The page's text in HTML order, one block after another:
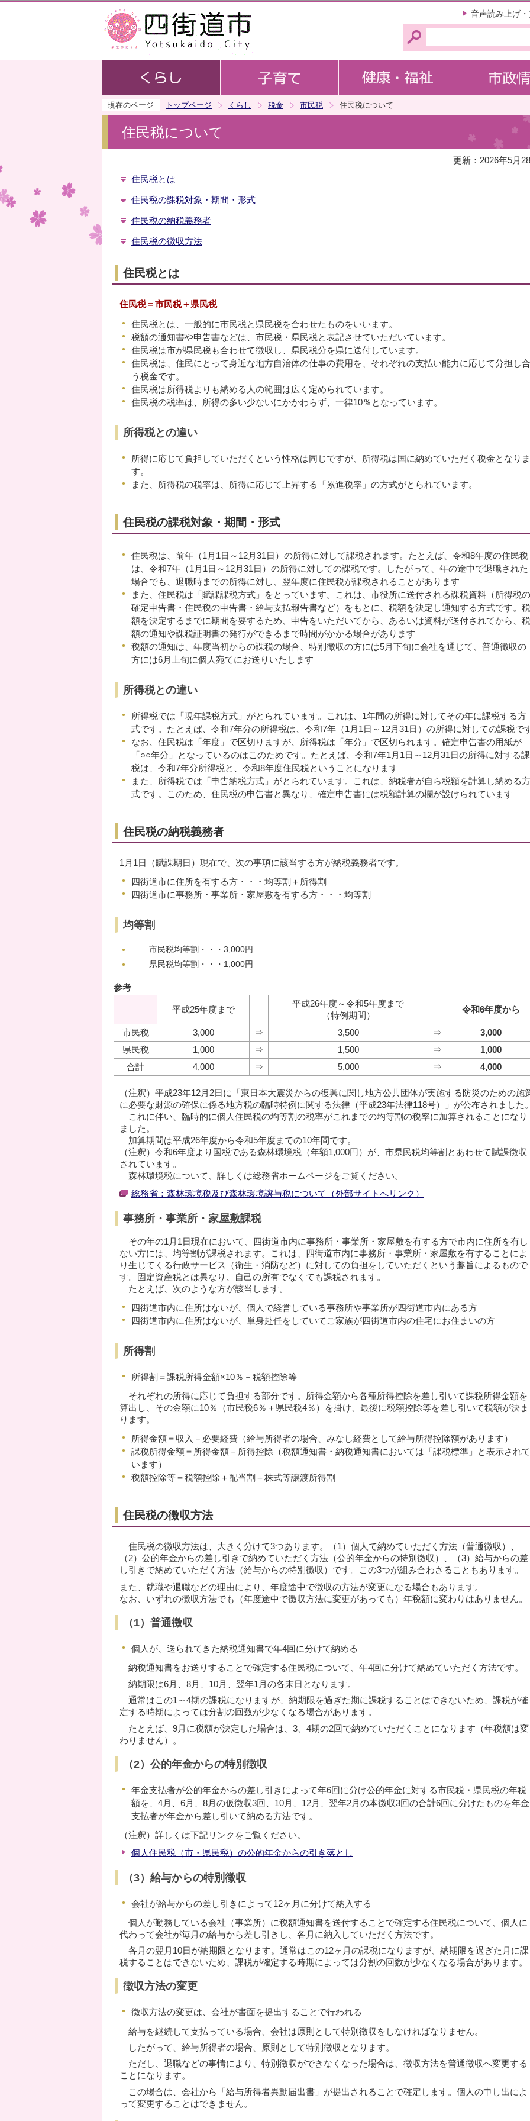
音声読み上げ
現在のページ トップページ くらし 税金 市民税 住民税について
住民税について
更新：2026年5月
住民税とは
住民税の課税対象・期間・形式
住民税の納税義務者
住民税の徴収方法
住民税とは
住民税＝市民税＋県民税
住民税とは、一般的に市民税と県民税を合わせたものをいいます。
税額の通知書や申告書などは、市民税・県民税と表記させていただいています。
住民税は市が県民税も合わせて徴収し、県民税分を県に送付しています。
住民税は、住民にとって身近な地方自治体の仕事の費用を、それぞれの支払い能力に応じて分担し合
う税金です。
住民税は所得税よりも納める人の範囲は広く定められています。
住民税の税率は、所得の多い少ないにかかわらず、一律10％となっています。
所得税との違い
所得に応じて負担していただくという性格は同じですが、所得税は国に納めていただく税金となりま
す。
また、所得税の税率は、所得に応じて上昇する「累進税率」の方式がとられています。
住民税の課税対象・期間・形式
住民税は、前年（1月1日～12月31日）の所得に対して課税されます。たとえば、令和8年度の住民税
は、令和7年（1月1日～12月31日）の所得に対しての課税です。したがって、年の途中で退職された
場合でも、退職時までの所得に対し、翌年度に住民税が課税されることがあります
また、住民税は「賦課課税方式」をとっています。これは、市役所に送付される課税資料（所得税の
確定申告書・住民税の申告書・給与支払報告書など）をもとに、税額を決定し通知する方式です。税
額を決定するまでに期間を要するため、申告をいただいてから、あるいは資料が送付されてから、税
額の通知や課税証明書の発行ができるまで時間がかかる場合があります
税額の通知は、年度当初からの課税の場合、特別徴収の方には5月下旬に会社を通じて、普通徴収の
方には6月上旬に個人宛てにお送りいたします
所得税との違い
所得税では「現年課税方式」がとられています。これは、1年間の所得に対してその年に課税する方
式です。たとえば、令和7年分の所得税は、令和7年（1月1日～12月31日）の所得に対しての課税で
なお、住民税は「年度」で区切りますが、所得税は「年分」で区切られます。確定申告書の用紙が
「○○年分」となっているのはこのためです。たとえば、令和7年1月1日～12月31日の所得に対する課
税は、令和7年分所得税と、令和8年度住民税ということになります
また、所得税では「申告納税方式」がとられています。これは、納税者が自ら税額を計算し納める方
式です。このため、住民税の申告書と異なり、確定申告書には税額計算の欄が設けられています
住民税の納税義務者
1月1日（賦課期日）現在で、次の事項に該当する方が納税義務者です。
四街道市に住所を有する方・・・均等割＋所得割
四街道市に事務所・事業所・家屋敷を有する方・・・均等割
均等割
市民税均等割・・・3,000円
県民税均等割・・・1,000円
参考
平成25年度まで
平成26年度～令和5年度まで
（特例期間）
令和6年度から
市民税 3,000 ⇒ 3,500 ⇒
3,000
県民税
1,000 ⇒ 1,500 ⇒
1,000
合計
4,000 ⇒ 5,000 ⇒ 4,000
（注釈）平成23年12月2日に「東日本大震災からの復興に関し地方公共団体が実施する防災のための施
に必要な財源の確保に係る地方税の臨時特例に関する法律（平成23年法律118号）」が公布されました
これに伴い、臨時的に個人住民税の均等割の税率がこれまでの均等割の税率に加算されることになり
ました。
加算期間は平成26年度から令和5年度までの10年間です。
（注釈）令和6年度より国税である森林環境税（年額1,000円）が、市県民税均等割とあわせて賦課徴収
されています。
森林環境税について、詳しくは総務省ホームページをご覧ください。
総務省：森林環境税及び森林環境譲与税について（外部サイトへリンク）
事務所・事業所・家屋敷課税
その年の1月1日現在において、四街道市内に事務所・事業所・家屋敷を有する方で市内に住所を有し
ない方には、均等割が課税されます。これは、四街道市内に事務所・事業所・家屋敷を有することによ
り生じてくる行政サービス（衛生・消防など）に対しての負担をしていただくという趣旨によるもので
す。固定資産税とは異なり、自己の所有でなくても課税されます。
たとえば、次のような方が該当します。
四街道市内に住所はないが、個人で経営している事務所や事業所が四街道市内にある方
四街道市内に住所はないが、単身赴任をしていてご家族が四街道市内の住宅にお住まいの方
所得割
所得割＝課税所得金額×10％－税額控除等
それぞれの所得に応じて負担する部分です。所得金額から各種所得控除を差し引いて課税所得金額を
算出し、その金額に10％（市民税6％＋県民税4％）を掛け、最後に税額控除等を差し引いて税額が決ま
ります。
所得金額＝収入－必要経費（給与所得者の場合、みなし経費として給与所得控除額があります）
課税所得金額＝所得金額－所得控除（税額通知書・納税通知書においては「課税標準」と表示されて
います）
税額控除等＝税額控除＋配当割＋株式等譲渡所得割
住民税の徴収方法
住民税の徴収方法は、大きく分けて3つあります。（1）個人で納めていただく方法（普通徴収）、
（2）公的年金からの差し引きで納めていただく方法（公的年金からの特別徴収）、（3）給与からの差
し引きで納めていただく方法（給与からの特別徴収）です。この3つが組み合わさることもあります。
また、就職や退職などの理由により、年度途中で徴収の方法が変更になる場合もあります。
なお、いずれの徴収方法でも（年度途中で徴収方法に変更があっても）年税額に変わりはありません。
（1）普通徴収
個人が、送られてきた納税通知書で年4回に分けて納める
納税通知書をお送りすることで確定する住民税について、年4回に分けて納めていただく方法です。
納期限は6月、8月、10月、翌年1月の各末日となります。
通常はこの1～4期の課税になりますが、納期限を過ぎた期に課税することはできないため、課税が確
定する時期によっては分割の回数が少なくなる場合があります。
たとえば、9月に税額が決定した場合は、3、4期の2回で納めていただくことになります（年税額は変
わりません）。
（2）公的年金からの特別徴収
年金支払者が公的年金からの差し引きによって年6回に分け公的年金に対する市民税・県民税の年税
額を、4月、6月、8月の仮徴収3回、10月、12月、翌年2月の本徴収3回の合計6回に分けたものを年金
支払者が年金から差し引いて納める方法です。
（注釈）詳しくは下記リンクをご覧ください。
個人住民税（市・県民税）の公的年金からの引き落とし
（3）給与からの特別徴収
会社が給与からの差し引きによって12ヶ月に分けて納入する
個人が勤務している会社（事業所）に税額通知書を送付することで確定する住民税について、個人に
代わって会社が毎月の給与から差し引きし、各月に納入していただく方法です。
各月の翌月10日が納期限となります。通常はこの12ヶ月の課税になりますが、納期限を過ぎた月に課
税することはできないため、課税が確定する時期によっては分割の回数が少なくなる場合があります。
徴収方法の変更
徴収方法の変更は、会社が書面を提出することで行われる
給与を継続して支払っている場合、会社は原則として特別徴収をしなければなりません。
したがって、給与所得者の場合、原則として特別徴収となります。
ただし、退職などの事情により、特別徴収ができなくなった場合は、徴収方法を普通徴収へ変更する
ことになります。
この場合は、会社から「給与所得者異動届出書」が提出されることで確定します。個人の申し出によ
って変更することはできません。